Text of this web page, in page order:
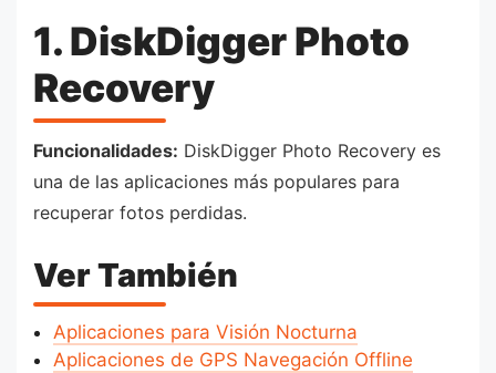
1. DiskDigger Photo
Recovery
Funcionalidades: DiskDigger Photo Recovery es
una de las aplicaciones más populares para
recuperar fotos perdidas.
Ver También
Aplicaciones para Visión Nocturna
Aplicaciones de GPS Navegación Offline